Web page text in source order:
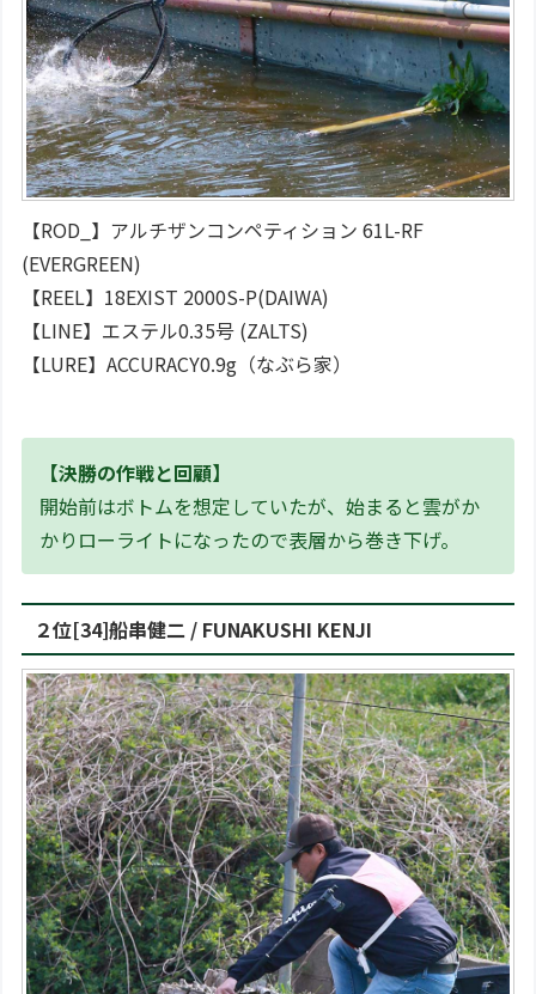
【ROD_】アルチザンコンペティション 61L-RF
(EVERGREEN)
【REEL】18EXIST 2000S-P(DAIWA)
【LINE】エステル0.35号 (ZALTS)
【LURE】ACCURACY0.9g（なぶら家）
【決勝の作戦と回顧】
開始前はボトムを想定していたが、始まると雲がか
かりローライトになったので表層から巻き下げ。
２位[34]船串健二 / FUNAKUSHI KENJI